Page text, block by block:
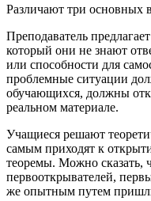
Различают три основных
Преподаватель
который они не знают
или способности для
проблемные ситуации
обучающихся, должны
реальном материале.
Учащиеся решают
самым приходят к
теоремы. Можно сказать,
первооткрывателей,
же опытным путем